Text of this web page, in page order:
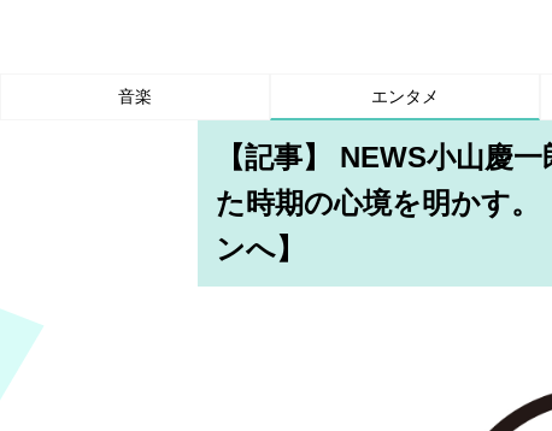
音楽 エンタメ
【記事】 NEWS小山慶
た時期の心境を明かす。
ンへ】